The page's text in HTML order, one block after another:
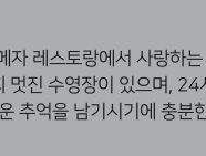
자 레스토랑에서 사랑하
멋진 수영장이 있으며, 24
추억을 남기시기에 충분